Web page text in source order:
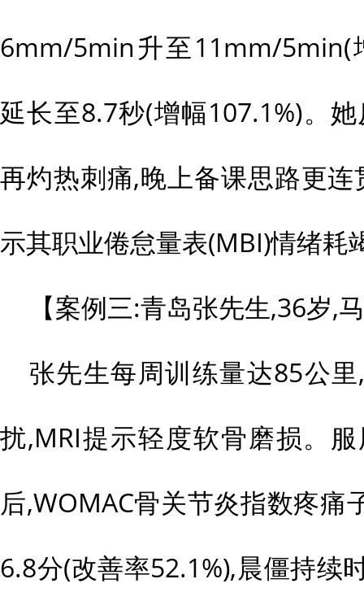
6mm/5min升至11mm/5min(
延长至8.7秒(增幅107.1%)。
再灼热刺痛,晚上备课思路更
示其职业倦怠量表(MBI)情绪耗
【案例三:青岛张先生,36岁,
张先生每周训练量达85公
扰,MRI提示轻度软骨磨损。
后,WOMAC骨关节炎指数疼痛
6.8分(改善率52.1%),晨僵持续